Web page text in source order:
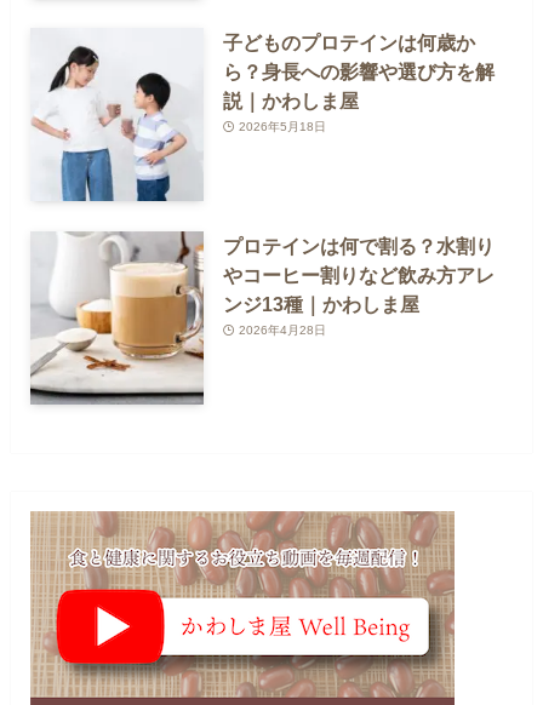
子どものプロテインは何歳か
ら？身長への影響や選び方を解
説｜かわしま屋
2026年5月18日
プロテインは何で割る？水割り
やコーヒー割りなど飲み方アレ
ンジ13種｜かわしま屋
2026年4月28日